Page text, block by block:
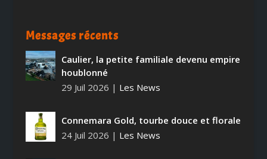
Messages récents
Caulier, la petite familiale devenu empire
houblonné
29 Juil 2026 | Les News
Connemara Gold, tourbe douce et florale
24 Juil 2026 | Les News